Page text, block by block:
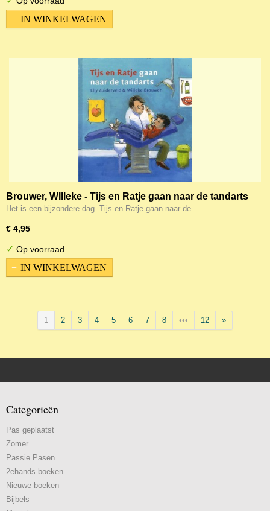
IN WINKELWAGEN
Brouwer, WIlleke - Tijs en Ratje gaan naar de tandarts
Het is een bijzondere dag. Tijs en Ratje gaan naar de…
€ 4,95
✓ Op voorraad
IN WINKELWAGEN
1 2 3 4 5 6 7 8 ••• 12 »
Categorieën
Pas geplaatst
Zomer
Passie Pasen
2ehands boeken
Nieuwe boeken
Bijbels